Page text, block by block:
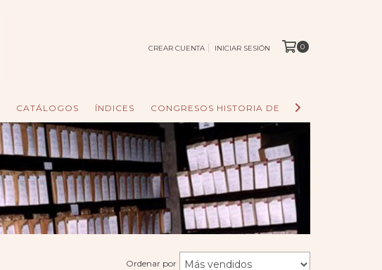
CREAR CUENTA INICIAR SESIÓN 0
CATÁLOGOS ÍNDICES CONGRESOS HISTORIA DE LOS PUEBLOS
Ordenar por